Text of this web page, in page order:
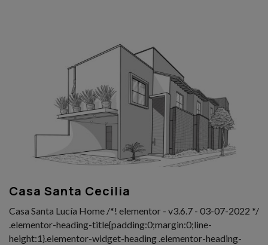
Casa Santa Cecilia
Casa Santa Lucía Home /*! elementor - v3.6.7 - 03-07-2022 */
.elementor-heading-title{padding:0;margin:0;line-
height:1}.elementor-widget-heading .elementor-heading-